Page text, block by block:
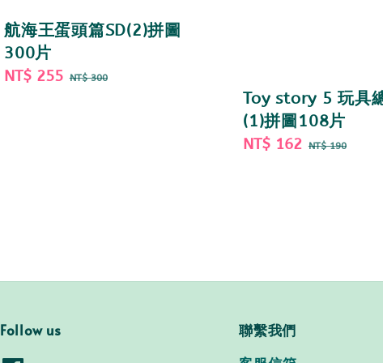
航海王蛋頭篇SD(2)拼圖
300片
Sale
NT$ 255 Regular
NT$ 300
Toy story 5 玩具
(1)拼圖108片
Sale
NT$ 162 Regular
NT$ 190
Follow us 聯繫我們